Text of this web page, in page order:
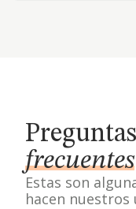
Preguntas
frecuentes
Estas son
hacen nuestros